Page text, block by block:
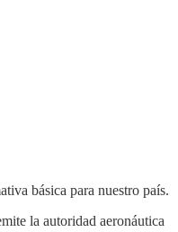
básica para nuestro país.
la autoridad aeronáutica